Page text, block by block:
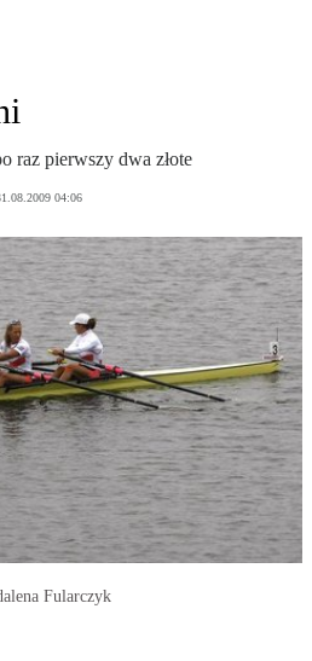
raz pierwszy dwa złote
04:06
Fularczyk